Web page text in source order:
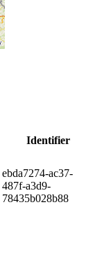
Identifier
ebda7274-ac37-
487f-a3d9-
78435b028b88